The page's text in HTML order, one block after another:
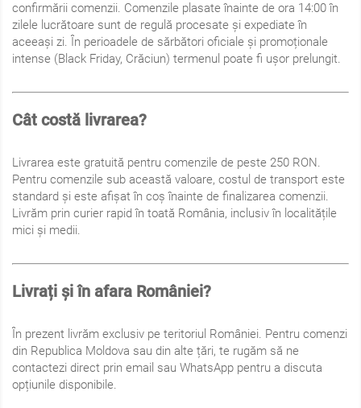
confirmării comenzii. Comenzile plasate înainte de ora 14:00 în
zilele lucrătoare sunt de regulă procesate și expediate în
aceeași zi. În perioadele de sărbători oficiale și promoționale
intense (Black Friday, Crăciun) termenul poate fi ușor prelungit.
Cât costă livrarea?
Livrarea este gratuită pentru comenzile de peste 250 RON.
Pentru comenzile sub această valoare, costul de transport este
standard și este afișat în coș înainte de finalizarea comenzii.
Livrăm prin curier rapid în toată România, inclusiv în localitățile
mici și medii.
Livrați și în afara României?
În prezent livrăm exclusiv pe teritoriul României. Pentru comenzi
din Republica Moldova sau din alte țări, te rugăm să ne
contactezi direct prin email sau WhatsApp pentru a discuta
opțiunile disponibile.